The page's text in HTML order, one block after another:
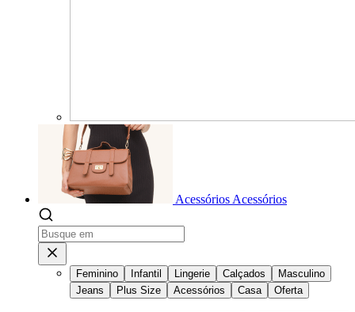
Acessórios Acessórios
Feminino Infantil Lingerie Calçados
Masculino
Jeans
Plus Size Acessórios Casa Oferta